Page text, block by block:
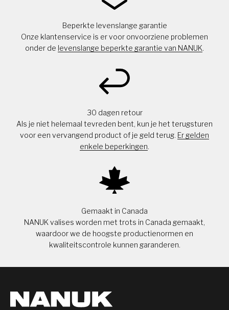
Beperkte levenslange garantie
Onze klantenservice is er voor onvoorziene problemen
onder de levenslange beperkte garantie van NANUK.
30 dagen retour
Als je niet helemaal tevreden bent, kun je het terugsturen
voor een vervangend product of je geld terug. Er gelden
enkele beperkingen.
Gemaakt in Canada
NANUK valises worden met trots in Canada gemaakt,
waardoor we de hoogste productienormen en
kwaliteitscontrole kunnen garanderen.